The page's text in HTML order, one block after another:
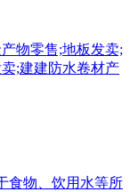
物零售;地板发卖;
;建建防水卷材产
食物、饮用水等所